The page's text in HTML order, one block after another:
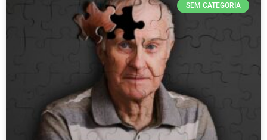
SEM CATEGORIA